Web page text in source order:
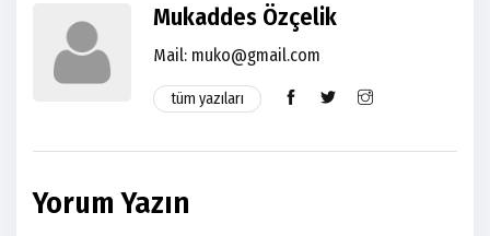
Mukaddes Özçelik
Mail: muko@gmail.com
tüm yazıları
Yorum Yazın